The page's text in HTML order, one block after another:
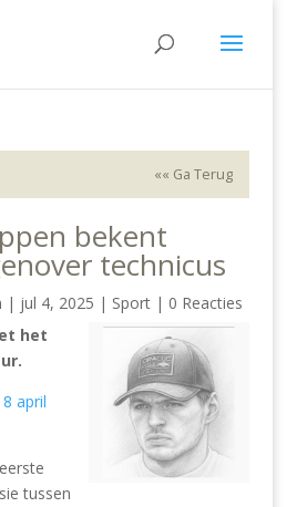
«« Ga Terug
bekent
technicus
| jul 4, 2025 | Sport| 0 Reacties
het
april
tussen